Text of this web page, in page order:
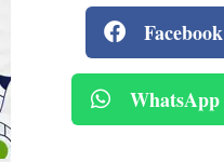
Facebook
WhatsApp